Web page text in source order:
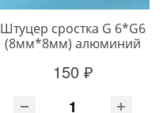
Штуцер сростка G 6*G6
(8мм*8мм) алюминий
150 ₽